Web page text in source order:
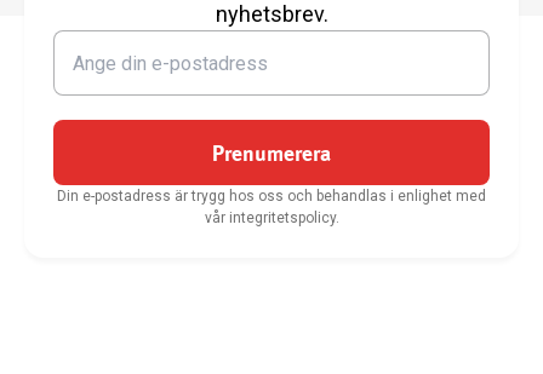
nyhetsbrev.
Prenumerera
Din e-postadress är trygg hos oss och behandlas i enlighet med
vår integritetspolicy.